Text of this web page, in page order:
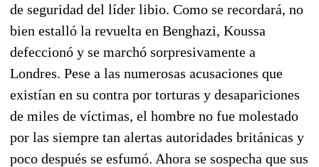
de seguridad del líder libio. Como se recordará, no
bien estalló la revuelta en Benghazi, Koussa
defeccionó y se marchó sorpresivamente a
Londres. Pese a las numerosas acusaciones que
existían en su contra por torturas y desapariciones
de miles de víctimas, el hombre no fue molestado
por las siempre tan alertas autoridades británicas y
poco después se esfumó. Ahora se sospecha que sus